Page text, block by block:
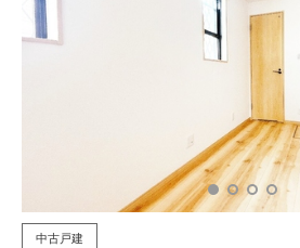
中古戸建